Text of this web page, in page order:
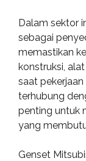
Dalam sektor
sebagai
memastikan
konstruksi,
saat
terhubung
penting untuk
yang
Genset